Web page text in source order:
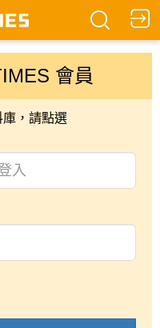
會員
，請點選